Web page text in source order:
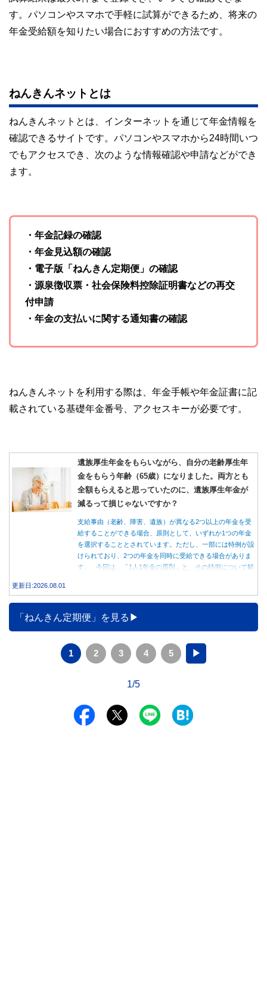
す。パソコンやスマホで手軽に試算ができるため、将来の
年金受給額を知りたい場合におすすめの方法です。
ねんきんネットとは
ねんきんネットとは、インターネットを通じて年金情報を
確認できるサイトです。パソコンやスマホから24時間いつ
でもアクセスでき、次のような情報確認や申請などができ
ます。
・年金記録の確認
・年金見込額の確認
・電子版「ねんきん定期便」の確認
・源泉徴収票・社会保険料控除証明書などの再交
付申請
・年金の支払いに関する通知書の確認
ねんきんネットを利用する際は、年金手帳や年金証書に記
載されている基礎年金番号、アクセスキーが必要です。
遺族厚生年金をもらいながら、自分の老齢厚生年
金をもらう年齢（65歳）になりました。両方とも
全額もらえると思っていたのに、遺族厚生年金が
減るって損じゃないですか？
支給事由（老齢、障害、遺族）が異なる2つ以上の年金を受
給することができる場合、原則として、いずれか1つの年金
を選択することとされています。ただし、一部には特例が設
けられており、2つの年金を同時に受給できる場合がありま
す。 今回は、「1人1年金の原則」と、その特例について解
更新日:2026.08.01
「ねんきん定期便」を見る
1 2 3 4 5 ▶
1/5